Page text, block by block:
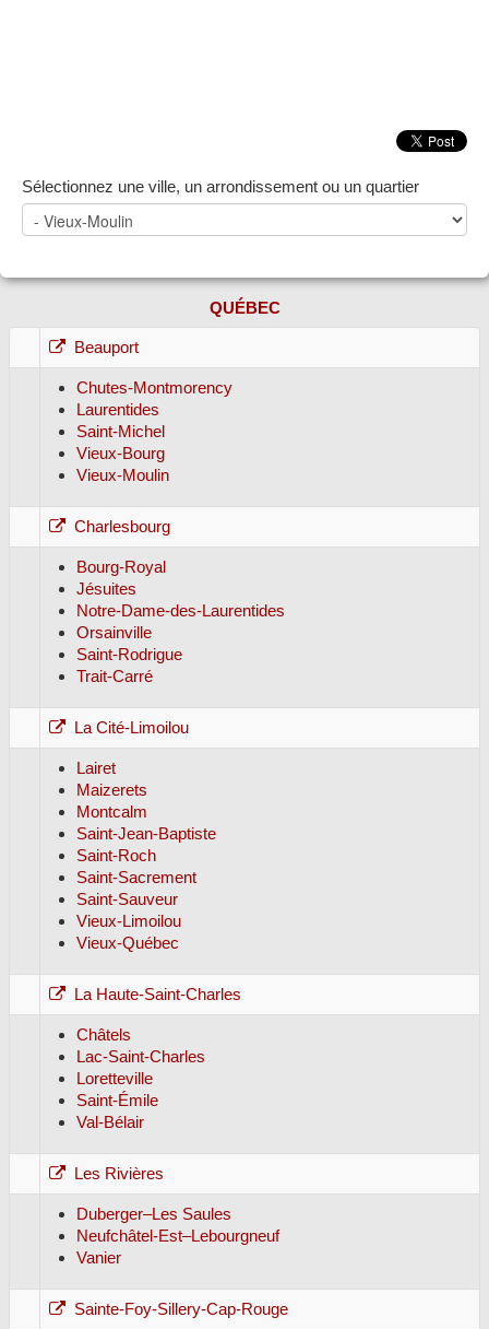
Sélectionnez une ville, un arrondissement ou un quartier
QUÉBEC
Beauport
Chutes-Montmorency
Laurentides
Saint-Michel
Vieux-Bourg
Vieux-Moulin
Charlesbourg
Bourg-Royal
Jésuites
Notre-Dame-des-Laurentides
Orsainville
Saint-Rodrigue
Trait-Carré
La Cité-Limoilou
Lairet
Maizerets
Montcalm
Saint-Jean-Baptiste
Saint-Roch
Saint-Sacrement
Saint-Sauveur
Vieux-Limoilou
Vieux-Québec
La Haute-Saint-Charles
Châtels
Lac-Saint-Charles
Loretteville
Saint-Émile
Val-Bélair
Les Rivières
Duberger–Les Saules
Neufchâtel-Est–Lebourgneuf
Vanier
Sainte-Foy-Sillery-Cap-Rouge